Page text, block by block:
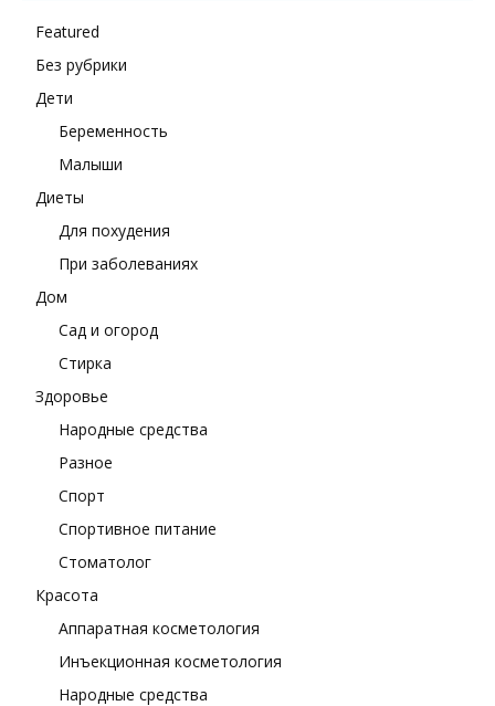
Featured
Без рубрики
Дети
Беременность
Малыши
Диеты
Для похудения
При заболеваниях
Дом
Сад и огород
Стирка
Здоровье
Народные средства
Разное
Спорт
Спортивное питание
Стоматолог
Красота
Аппаратная косметология
Инъекционная косметология
Народные средства